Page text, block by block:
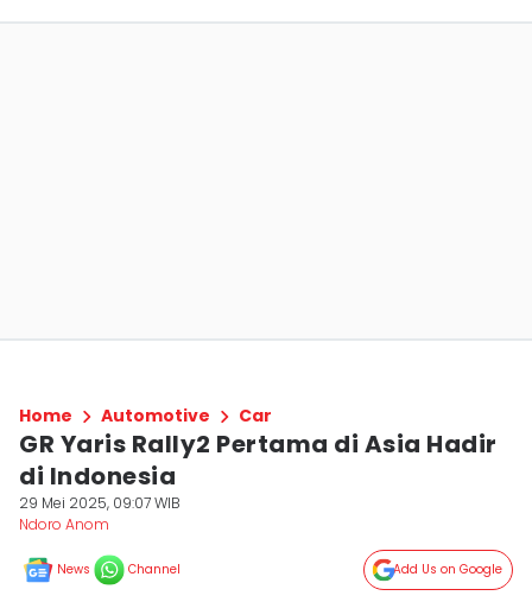
Home Automotive Car
GR Yaris Rally2 Pertama di Asia Hadir
di Indonesia
29 Mei 2025, 09:07 WIB
Ndoro Anom
News Channel Add Us on Google